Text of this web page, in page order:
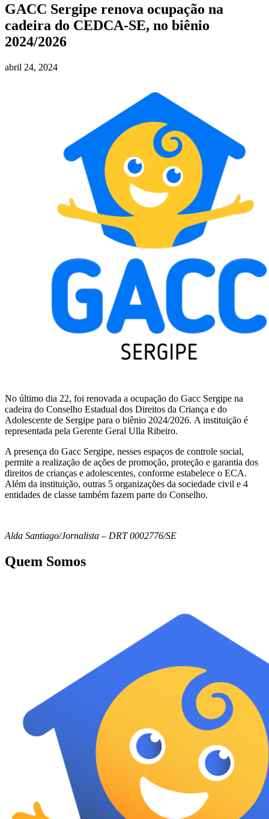
GACC Sergipe renova ocupação na
cadeira do CEDCA-SE, no biênio
2024/2026
abril 24, 2024
No último dia 22, foi renovada a ocupação do Gacc Sergipe na
cadeira do Conselho Estadual dos Direitos da Criança e do
Adolescente de Sergipe para o biênio 2024/2026. A instituição é
representada pela Gerente Geral Ulla Ribeiro.
A presença do Gacc Sergipe, nesses espaços de controle social,
permite a realização de ações de promoção, proteção e garantia dos
direitos de crianças e adolescentes, conforme estabelece o ECA.
Além da instituição, outras 5 organizações da sociedade civil e 4
entidades de classe também fazem parte do Conselho.
Alda Santiago/Jornalista – DRT 0002776/SE
Quem Somos